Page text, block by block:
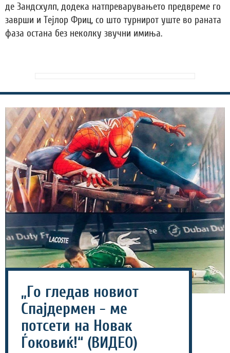
де Зандсхулп, додека натпреварувањето предвреме го
заврши и Тејлор Фриц, со што турнирот уште во раната
фаза остана без неколку звучни имиња.
„Го гледав новиот
Спајдермен - ме
потсети на Новак
Ѓоковиќ!“ (ВИДЕО)